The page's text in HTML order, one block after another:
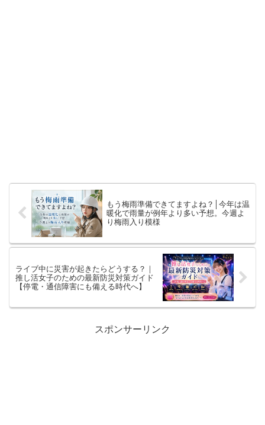
もう梅雨準備できてますよね？│今年は温
暖化で雨量が例年より多い予想。今週よ
り梅雨入り模様
ライブ中に災害が起きたらどうする？｜
推し活女子のための最新防災対策ガイド
【停電・通信障害にも備える時代へ】
スポンサーリンク